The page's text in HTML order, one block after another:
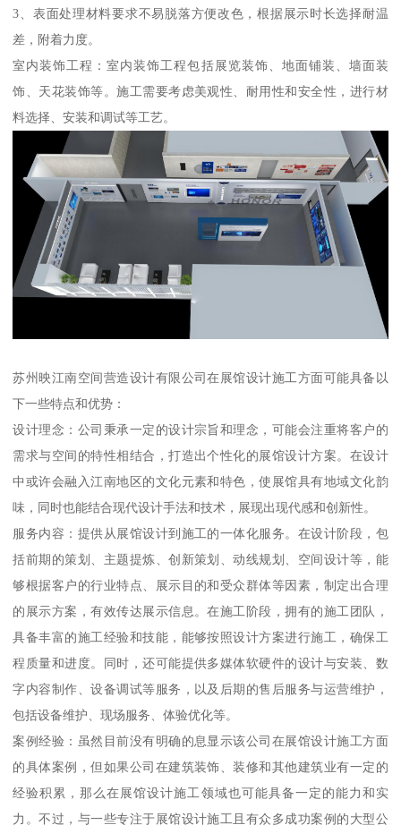
3、表面处理材料要求不易脱落方便改色，根据展示时长选择耐温
差，附着力度。
室内装饰工程：室内装饰工程包括展览装饰、地面铺装、墙面装
饰、天花装饰等。施工需要考虑美观性、耐用性和安全性，进行材
料选择、安装和调试等工艺。
苏州映江南空间营造设计有限公司在展馆设计施工方面可能具备以
下一些特点和优势：
设计理念：公司秉承一定的设计宗旨和理念，可能会注重将客户的
需求与空间的特性相结合，打造出个性化的展馆设计方案。在设计
中或许会融入江南地区的文化元素和特色，使展馆具有地域文化韵
味，同时也能结合现代设计手法和技术，展现出现代感和创新性。
服务内容：提供从展馆设计到施工的一体化服务。在设计阶段，包
括前期的策划、主题提炼、创新策划、动线规划、空间设计等，能
够根据客户的行业特点、展示目的和受众群体等因素，制定出合理
的展示方案，有效传达展示信息。在施工阶段，拥有的施工团队，
具备丰富的施工经验和技能，能够按照设计方案进行施工，确保工
程质量和进度。同时，还可能提供多媒体软硬件的设计与安装、数
字内容制作、设备调试等服务，以及后期的售后服务与运营维护，
包括设备维护、现场服务、体验优化等。
案例经验：虽然目前没有明确的息显示该公司在展馆设计施工方面
的具体案例，但如果公司在建筑装饰、装修和其他建筑业有一定的
经验积累，那么在展馆设计施工领域也可能具备一定的能力和实
力。不过，与一些专注于展馆设计施工且有众多成功案例的大型公